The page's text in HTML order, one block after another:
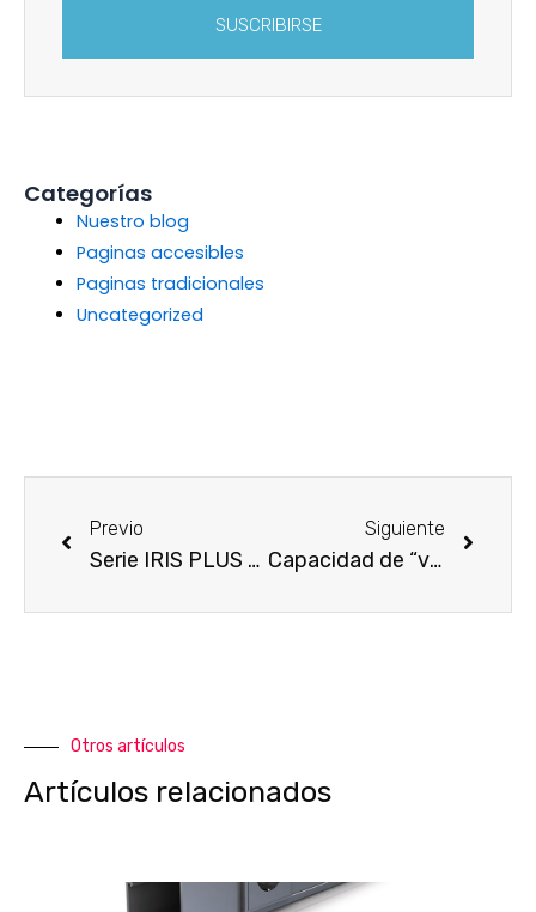
SUSCRIBIRSE
Categorías
Nuestro blog
Paginas accesibles
Paginas tradicionales
Uncategorized
Previo
Serie IRIS PLUS de BJC
Siguiente
Capacidad de “volvernos digitales” como clave del éxito en retail
Otros artículos
Artículos relacionados